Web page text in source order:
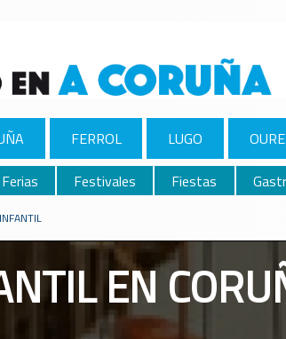
FERROL LUGO
Ferias Festivales Fiestas
INFANTIL
EN